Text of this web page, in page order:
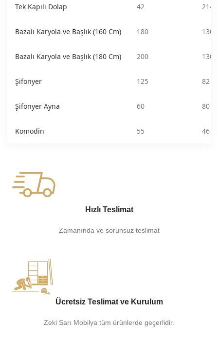
Tek Kapılı Dolap 42 214
Bazalı Karyola ve Başlık (160 Cm) 180 130
Bazalı Karyola ve Başlık (180 Cm) 200 130
Şifonyer 125 82
Şifonyer Ayna 60 80
Komodin 55 46
Hızlı Teslimat
Zamanında ve sorunsuz teslimat
Ücretsiz Teslimat ve Kurulum
Zeki Sarı Mobilya tüm ürünlerde geçerlidir.